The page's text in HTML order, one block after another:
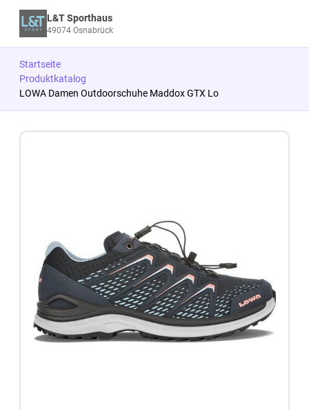
L&T Sporthaus
49074 Osnabrück
Startseite
Produktkatalog
LOWA Damen Outdoorschuhe Maddox GTX Lo